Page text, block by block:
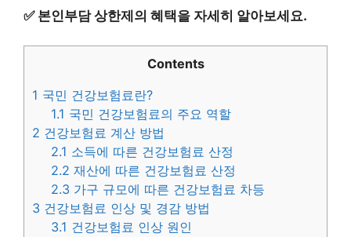
✅ 본인부담 상한제의 혜택을 자세히 알아보세요.
Contents
1 국민 건강보험료란?
1.1 국민 건강보험료의 주요 역할
2 건강보험료 계산 방법
2.1 소득에 따른 건강보험료 산정
2.2 재산에 따른 건강보험료 산정
2.3 가구 규모에 따른 건강보험료 차등
3 건강보험료 인상 및 경감 방법
3.1 건강보험료 인상 원인